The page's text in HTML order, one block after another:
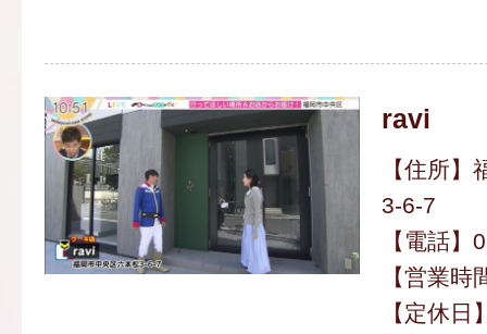
ravi
【住所
3-6-7
【電話
【営業
【定休日